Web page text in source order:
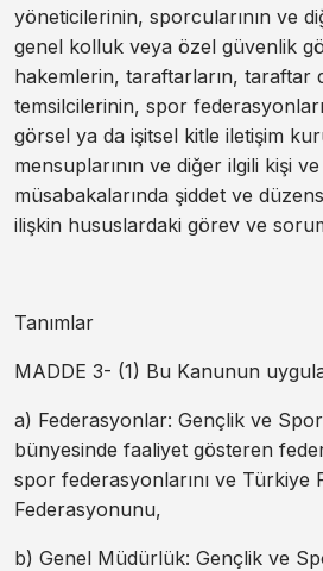
yöneticilerinin, sporcularının ve
genel kolluk veya özel güvenlik
hakemlerin, taraftarların, taraftar
temsilcilerinin, spor
görsel ya da işitsel kitle iletişim
mensuplarının ve diğer ilgili kişi
müsabakalarında şiddet ve
ilişkin hususlardaki görev ve
Tanımlar
MADDE 3- (1) Bu Kanunun
a) Federasyonlar: Gençlik ve
bünyesinde faaliyet gösteren
spor federasyonlarını ve Türkiye
Federasyonunu,
b) Genel Müdürlük: Gençlik ve